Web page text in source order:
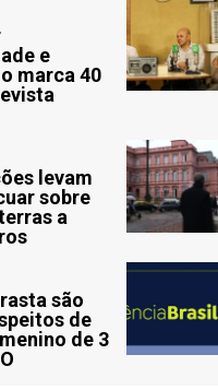
e
marca 40
levam
sobre
a
são
de
de 3